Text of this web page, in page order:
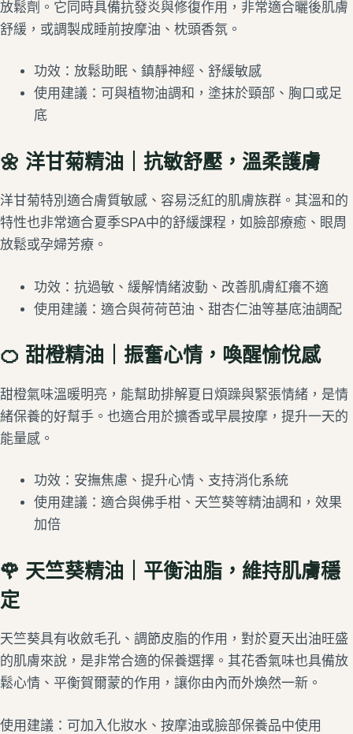
放鬆劑。它同時具備抗發炎與修復作用，非常適合曬後肌膚
舒緩，或調製成睡前按摩油、枕頭香氛。
功效：放鬆助眠、鎮靜神經、舒緩敏感
使用建議：可與植物油調和，塗抹於頸部、胸口或足
底
🌼 洋甘菊精油｜抗敏舒壓，溫柔護膚
洋甘菊特別適合膚質敏感、容易泛紅的肌膚族群。其溫和的
特性也非常適合夏季SPA中的舒緩課程，如臉部療癒、眼周
放鬆或孕婦芳療。
功效：抗過敏、緩解情緒波動、改善肌膚紅癢不適
使用建議：適合與荷荷芭油、甜杏仁油等基底油調配
🍊 甜橙精油｜振奮心情，喚醒愉悅感
甜橙氣味溫暖明亮，能幫助排解夏日煩躁與緊張情緒，是情
緒保養的好幫手。也適合用於擴香或早晨按摩，提升一天的
能量感。
功效：安撫焦慮、提升心情、支持消化系統
使用建議：適合與佛手柑、天竺葵等精油調和，效果
加倍
🌹 天竺葵精油｜平衡油脂，維持肌膚穩
定
天竺葵具有收斂毛孔、調節皮脂的作用，對於夏天出油旺盛
的肌膚來說，是非常合適的保養選擇。其花香氣味也具備放
鬆心情、平衡賀爾蒙的作用，讓你由內而外煥然一新。
使用建議：可加入化妝水、按摩油或臉部保養品中使用